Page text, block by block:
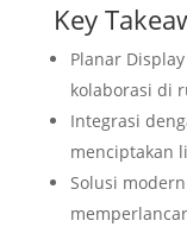
Key
Planar
kolaborasi di
Integrasi
menciptakan
Solusi